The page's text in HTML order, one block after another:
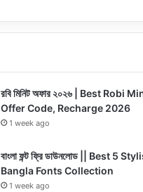
রবি মিনিট অফার ২০২৬ | Best Robi
Offer Code, Recharge 2026
1 week ago
বাংলা ফন্ট ফ্রি ডাউনলোড || Best 5
Bangla Fonts Collection
1 week ago